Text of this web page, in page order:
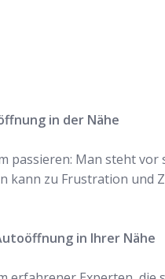
in der Nähe
passieren: Man steht
kann zu Frustration
in Ihrer Nähe